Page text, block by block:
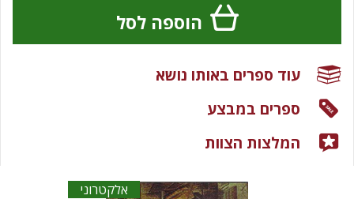
אלקטרוני
הוספה לסל
עוד ספרים באותו נושא
ספרים במבצע
המלצות הצוות